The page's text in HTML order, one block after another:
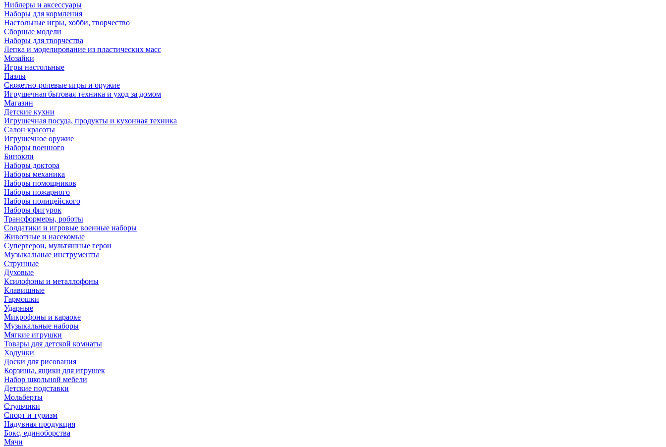
Ниблеры и аксессуары
Наборы для кормления
Настольные игры, хобби, творчество
Сборные модели
Наборы для творчества
Лепка и моделирование из пластических масс
Мозайки
Игры настольные
Пазлы
Сюжетно-ролевые игры и оружие
Игрушечная бытовая техника и уход за домом
Магазин
Детские кухни
Игрушечная посуда, продукты и кухонная техника
Салон красоты
Игрушечное оружие
Наборы военного
Бинокли
Наборы доктора
Наборы механика
Наборы помощников
Наборы пожарного
Наборы полицейского
Наборы фигурок
Трансформеры, роботы
Солдатики и игровые военные наборы
Животные и насекомые
Супергерои, мультяшные герои
Музыкальные инструменты
Струнные
Духовые
Ксилофоны и металлофоны
Клавишные
Гармошки
Ударные
Микрофоны и караоке
Музыкальные наборы
Мягкие игрушки
Товары для детской комнаты
Ходунки
Доски для рисования
Корзины, ящики для игрушек
Набор школьной мебели
Детские подставки
Мольберты
Стульчики
Спорт и туризм
Надувная продукция
Бокс, единоборства
Мячи